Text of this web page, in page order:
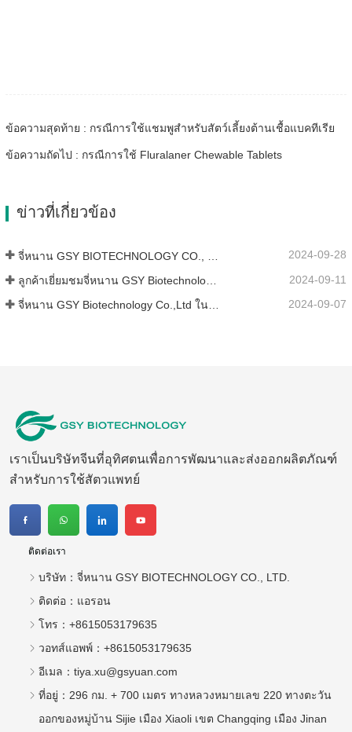
ข้อความสุดท้าย : กรณีการใช้แชมพูสำหรับสัตว์เลี้ยงต้านเชื้อแบคทีเรีย
ข้อความถัดไป : กรณีการใช้ Fluralaner Chewable Tablets
ข่าวที่เกี่ยวข้อง
2024-09-28
2024-09-11
2024-09-07
เราเป็นบริษัทจีนที่อุทิศตนเพื่อการพัฒนาและส่งออกผลิตภัณฑ์
สำหรับการใช้สัตวแพทย์
ติดต่อเรา
บริษัท： จี่หนาน GSY BIOTECHNOLOGY CO., LTD.
ติดต่อ： แอรอน
โทร： +8615053179635
วอทส์แอพพ์： +8615053179635
อีเมล： tiya.xu@gsyuan.com
ที่อยู่： 296 กม. + 700 เมตร ทางหลวงหมายเลข 220 ทางตะวัน
ออกของหมู่บ้าน Sijie เมือง Xiaoli เขต Changqing เมือง Jinan